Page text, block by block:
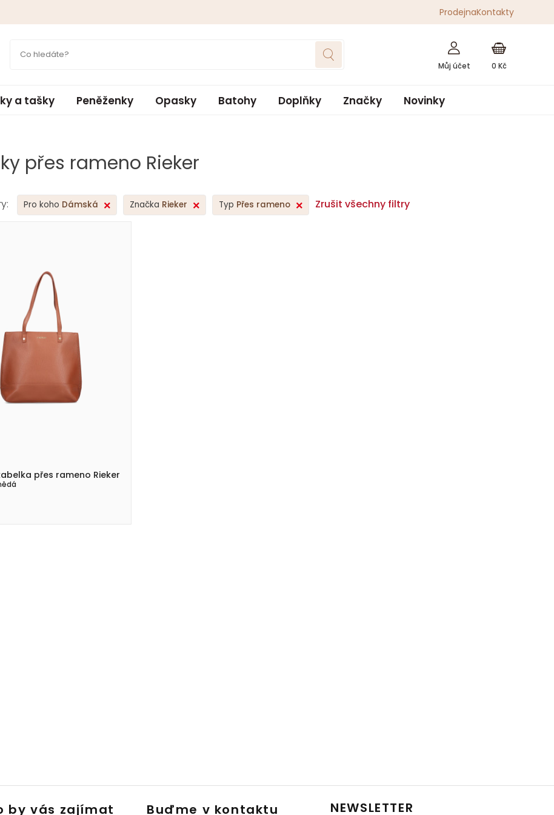
přes rameno Rieker
Pro koho Dámská Značka Rieker Typ Přes rameno Zrušit všechny filtry
přes rameno Rieker
ProdejnaKontakty
0 Kč
a tašky Peněženky Opasky Batohy Doplňky Značky Novinky
by vás zajímat Buďme v kontaktu NEWSLETTER